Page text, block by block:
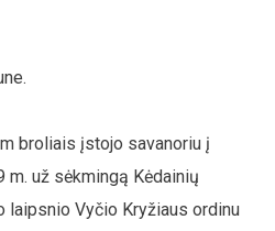
broliais įstojo savanoriu į
m. už sėkmingą Kėdainių
laipsnio Vyčio Kryžiaus ordinu